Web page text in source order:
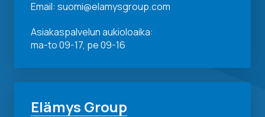
Email: suomi@elamysgroup.com
Asiakaspalvelun aukioloaika:
ma-to 09-17, pe 09-16
Elämys Group